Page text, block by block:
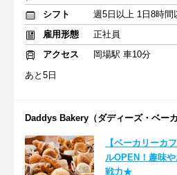
シフト
雇用形態
正社員
アクセス
岡場駅 車10分
あと5日
Daddys Bakery（ダディーズ・ベー
【ベーカリーカ
ルOPEN！趣味
戦力★